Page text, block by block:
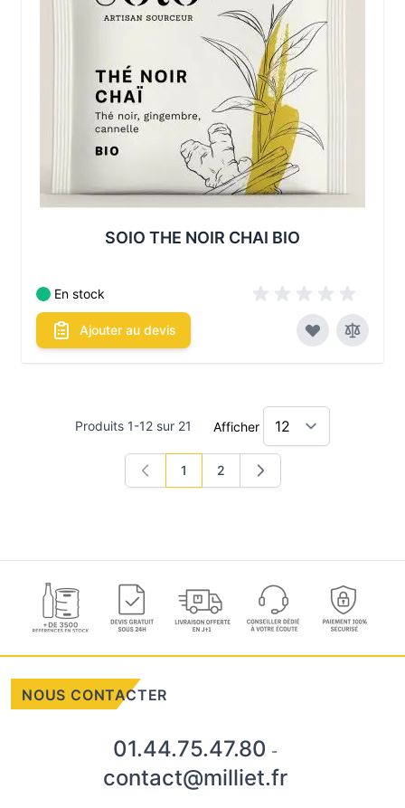
SOIO THE NOIR CHAI BIO
En stock
Ajouter au devis
Produits 1-12 sur 21
Vous lisez actuellement la page
1 Page
2
Afficher
NOUS CONTACTER
01.44.75.47.80 -
contact@milliet.fr